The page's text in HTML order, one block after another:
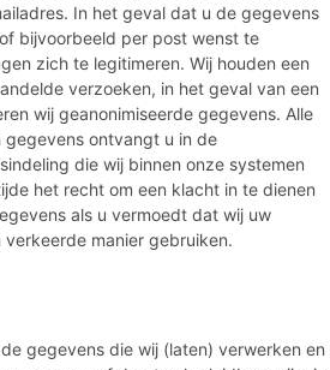
In het geval dat u de gegevens
bijvoorbeeld per post wenst te
zich te legitimeren. Wij houden een
verzoeken, in het geval van een
wij geanonimiseerde gegevens. Alle
ontvangt u in de
die wij binnen onze systemen
het recht om een klacht in te dienen
als u vermoedt dat wij uw
manier gebruiken.
gegevens die wij (laten) verwerken en